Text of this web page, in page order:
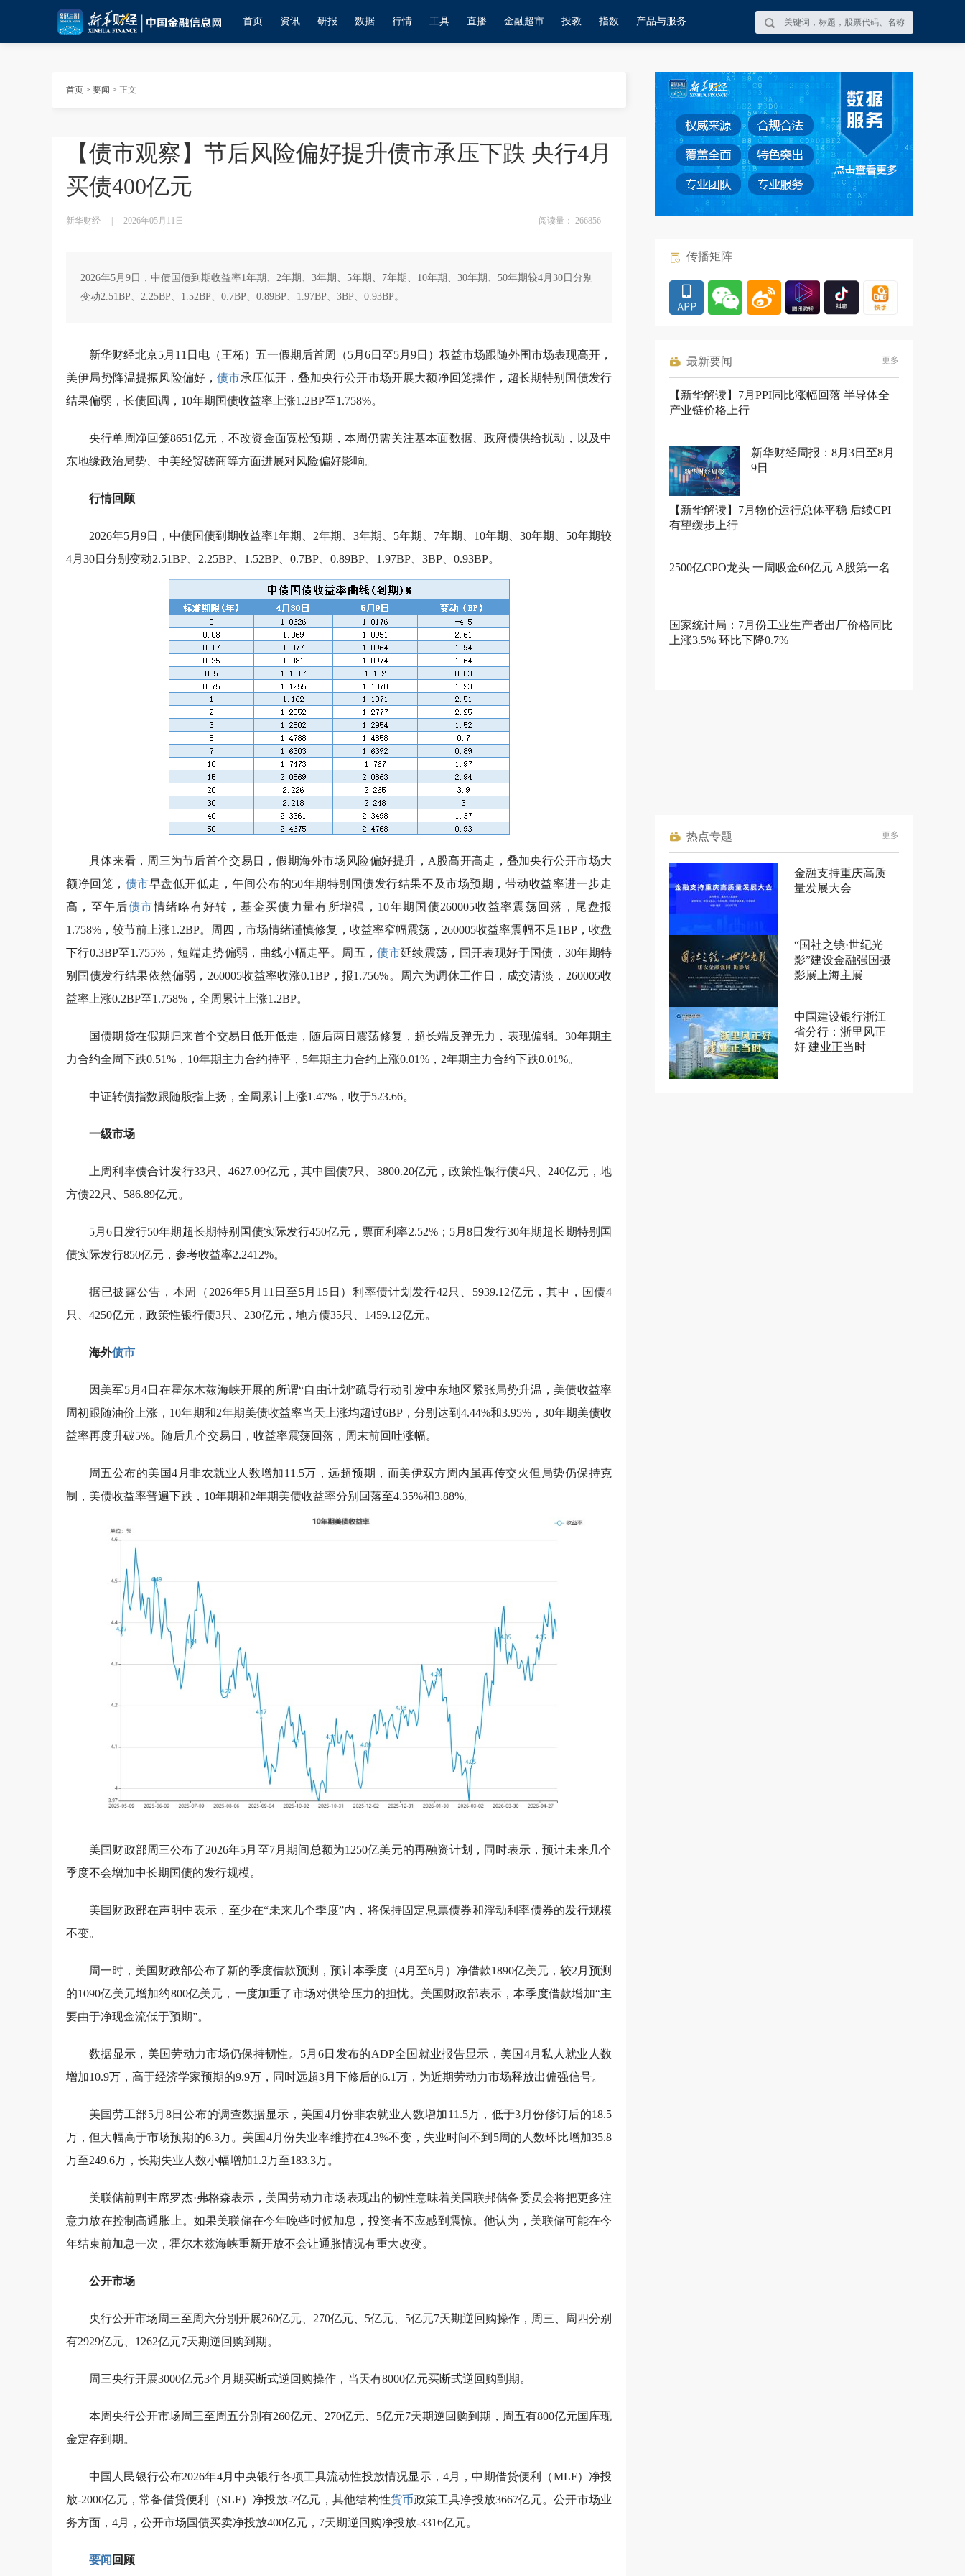
首页 资讯 研报 数据 行情 工具 直播 金融超市 投教 指数 产品与服务
首页 > 要闻 > 正文
【债市观察】节后风险偏好提升债市承压下跌 央行4月
买债400亿元
新华财经 2026年05月11日 阅读量： 266856
2026年5月9日，中债国债到期收益率1年期、2年期、3年期、5年期、7年期、10年期、30年期、50年期较4月30日分别
变动2.51BP、2.25BP、1.52BP、0.7BP、0.89BP、1.97BP、3BP、0.93BP。
新华财经北京5月11日电（王柘）五一假期后首周（5月6日至5月9日）权益市场跟随外围市场表现高开，
美伊局势降温提振风险偏好，债市承压低开，叠加央行公开市场开展大额净回笼操作，超长期特别国债发行
结果偏弱，长债回调，10年期国债收益率上涨1.2BP至1.758%。
央行单周净回笼8651亿元，不改资金面宽松预期，本周仍需关注基本面数据、政府债供给扰动，以及中
东地缘政治局势、中美经贸磋商等方面进展对风险偏好影响。
行情回顾
2026年5月9日，中债国债到期收益率1年期、2年期、3年期、5年期、7年期、10年期、30年期、50年期较
4月30日分别变动2.51BP、2.25BP、1.52BP、0.7BP、0.89BP、1.97BP、3BP、0.93BP。
具体来看，周三为节后首个交易日，假期海外市场风险偏好提升，A股高开高走，叠加央行公开市场大
额净回笼， 债市早盘低开低走，午间公布的50年期特别国债发行结果不及市场预期，带动收益率进一步走
高，至午后债市情绪略有好转，基金买债力量有所增强，10年期国债260005收益率震荡回落，尾盘报
1.758%，较节前上涨1.2BP。周四，市场情绪谨慎修复，收益率窄幅震荡，260005收益率震幅不足1BP，收盘
下行0.3BP至1.755%，短端走势偏弱，曲线小幅走平。周五，债市延续震荡，国开表现好于国债，30年期特
别国债发行结果依然偏弱，260005收益率收涨0.1BP，报1.756%。周六为调休工作日，成交清淡，260005收
益率上涨0.2BP至1.758%，全周累计上涨1.2BP。
国债期货在假期归来首个交易日低开低走，随后两日震荡修复，超长端反弹无力，表现偏弱。30年期主
力合约全周下跌0.51%，10年期主力合约持平，5年期主力合约上涨0.01%，2年期主力合约下跌0.01%。
中证转债指数跟随股指上扬，全周累计上涨1.47%，收于523.66。
一级市场
上周利率债合计发行33只、4627.09亿元，其中国债7只、3800.20亿元，政策性银行债4只、240亿元，地
方债22只、586.89亿元。
5月6日发行50年期超长期特别国债实际发行450亿元，票面利率2.52%；5月8日发行30年期超长期特别国
债实际发行850亿元，参考收益率2.2412%。
据已披露公告，本周（2026年5月11日至5月15日）利率债计划发行42只、5939.12亿元，其中，国债4
只、4250亿元，政策性银行债3只、230亿元，地方债35只、1459.12亿元。
海外债市
因美军5月4日在霍尔木兹海峡开展的所谓“自由计划”疏导行动引发中东地区紧张局势升温，美债收益率
周初跟随油价上涨，10年期和2年期美债收益率当天上涨均超过6BP，分别达到4.44%和3.95%，30年期美债收
益率再度升破5%。随后几个交易日，收益率震荡回落，周末前回吐涨幅。
周五公布的美国4月非农就业人数增加11.5万，远超预期，而美伊双方周内虽再传交火但局势仍保持克
制，美债收益率普遍下跌，10年期和2年期美债收益率分别回落至4.35%和3.88%。
美国财政部周三公布了2026年5月至7月期间总额为1250亿美元的再融资计划，同时表示，预计未来几个
季度不会增加中长期国债的发行规模。
美国财政部在声明中表示，至少在“未来几个季度”内，将保持固定息票债券和浮动利率债券的发行规模
不变。
周一时，美国财政部公布了新的季度借款预测，预计本季度（4月至6月）净借款1890亿美元，较2月预测
的1090亿美元增加约800亿美元，一度加重了市场对供给压力的担忧。美国财政部表示，本季度借款增加“主
要由于净现金流低于预期”。
数据显示，美国劳动力市场仍保持韧性。5月6日发布的ADP全国就业报告显示，美国4月私人就业人数
增加10.9万，高于经济学家预期的9.9万，同时远超3月下修后的6.1万，为近期劳动力市场释放出偏强信号。
美国劳工部5月8日公布的调查数据显示，美国4月份非农就业人数增加11.5万，低于3月份修订后的18.5
万，但大幅高于市场预期的6.3万。美国4月份失业率维持在4.3%不变，失业时间不到5周的人数环比增加35.8
万至249.6万，长期失业人数小幅增加1.2万至183.3万。
美联储前副主席罗杰·弗格森表示，美国劳动力市场表现出的韧性意味着美国联邦储备委员会将把更多注
意力放在控制高通胀上。如果美联储在今年晚些时候加息，投资者不应感到震惊。他认为，美联储可能在今
年结束前加息一次，霍尔木兹海峡重新开放不会让通胀情况有重大改变。
公开市场
央行公开市场周三至周六分别开展260亿元、270亿元、5亿元、5亿元7天期逆回购操作，周三、周四分别
有2929亿元、1262亿元7天期逆回购到期。
周三央行开展3000亿元3个月期买断式逆回购操作，当天有8000亿元买断式逆回购到期。
本周央行公开市场周三至周五分别有260亿元、270亿元、5亿元7天期逆回购到期，周五有800亿元国库现
金定存到期。
中国人民银行公布2026年4月中央银行各项工具流动性投放情况显示，4月，中期借贷便利（MLF）净投
放-2000亿元，常备借贷便利（SLF）净投放-7亿元，其他结构性货币政策工具净投放3667亿元。公开市场业
务方面，4月，公开市场国债买卖净投放400亿元，7天期逆回购净投放-3316亿元。
要闻 回顾
传播矩阵
最新要闻 更多
【新华解读】7月PPI同比涨幅回落 半导体全
产业链价格上行
新华财经周报：8月3日至8月
9日
【新华解读】7月物价运行总体平稳 后续CPI
有望缓步上行
2500亿CPO龙头 一周吸金60亿元 A股第一名
国家统计局：7月份工业生产者出厂价格同比
上涨3.5% 环比下降0.7%
热点专题 更多
金融支持重庆高质
量发展大会
“国社之镜·世纪光
影”建设金融强国摄
影展上海主展
中国建设银行浙江
省分行：浙里风正
好 建业正当时